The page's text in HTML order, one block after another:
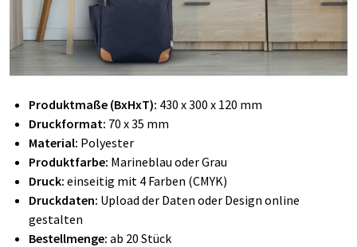
Produktmaße (BxHxT): 430 x 300 x 120 mm
Druckformat: 70 x 35 mm
Material: Polyester
Produktfarbe: Marineblau oder Grau
Druck: einseitig mit 4 Farben (CMYK)
Druckdaten: Upload der Daten oder Design online
gestalten
Bestellmenge: ab 20 Stück